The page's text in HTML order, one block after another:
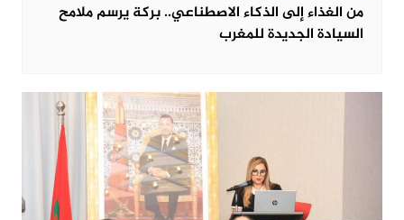
من الغذاء إلى الذكاء الاصطناعي.. بركة يرسم ملامح
السيادة الجديدة للمغرب